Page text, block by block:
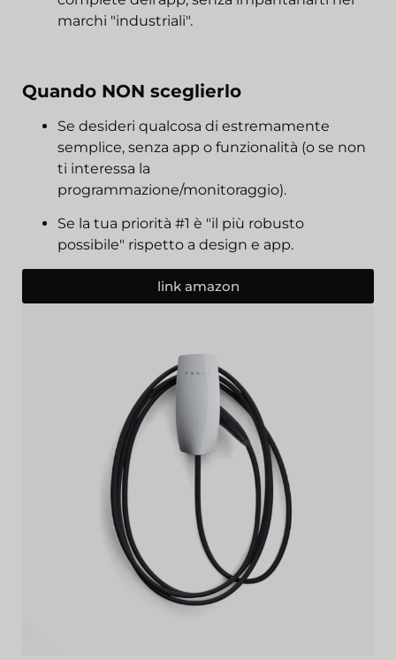
marchi "industriali".
Quando NON sceglierlo
Se desideri qualcosa di estremamente
semplice, senza app o funzionalità (o se non
ti interessa la
programmazione/monitoraggio).
Se la tua priorità #1 è "il più robusto
possibile" rispetto a design e app.
link amazon